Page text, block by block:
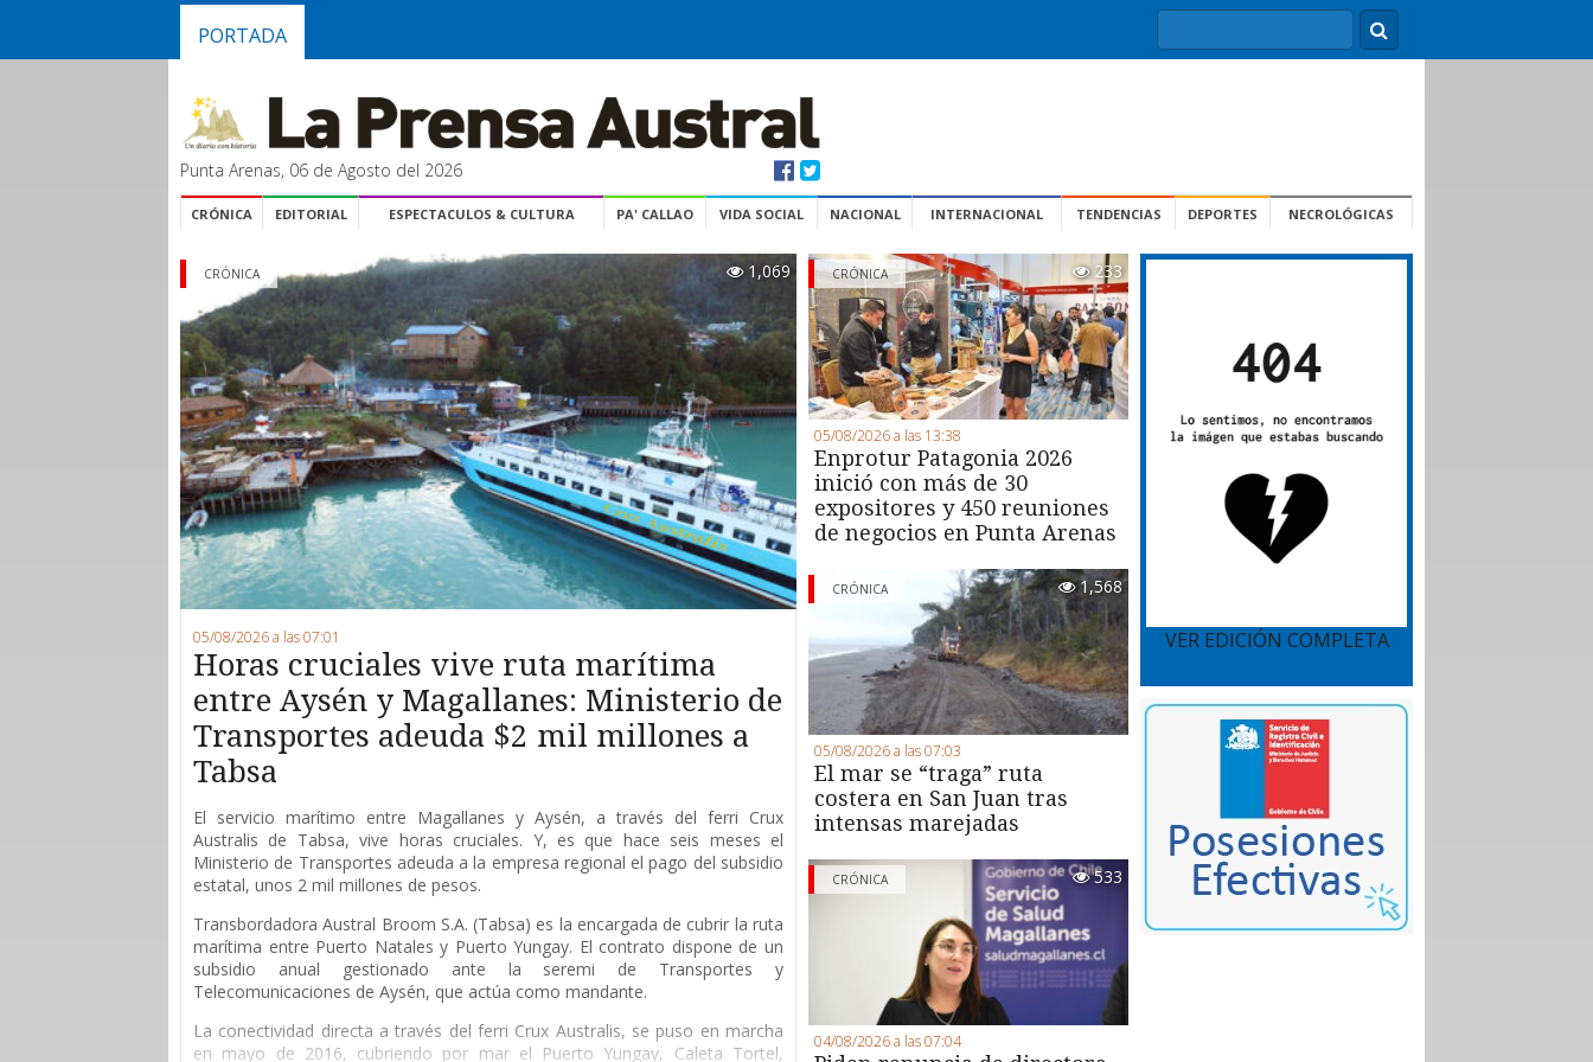
PORTADA
Punta Arenas, 06 de Agosto del 2026
CRÓNICA EDITORIAL ESPECTACULOS & CULTURA PA' CALLAO VIDA SOCIAL NACIONAL INTERNACIONAL TENDENCIAS DEPORTES NECROLÓGICAS
1,069
CRÓNICA
05/08/2026 a las 07:01
Horas cruciales vive ruta marítima
entre Aysén y Magallanes: Ministerio de
Transportes adeuda $2 mil millones a
Tabsa
El servicio marítimo entre Magallanes y Aysén, a través del ferri Crux
Australis de Tabsa, vive horas cruciales. Y, es que hace seis meses el
Ministerio de Transportes adeuda a la empresa regional el pago del subsidio
estatal, unos 2 mil millones de pesos.
Transbordadora Austral Broom S.A. (Tabsa) es la encargada de cubrir la ruta
marítima entre Puerto Natales y Puerto Yungay. El contrato dispone de un
subsidio anual gestionado ante la seremi de Transportes y
Telecomunicaciones de Aysén, que actúa como mandante.
La conectividad directa a través del ferri Crux Australis, se puso en marcha
en mayo de 2016, cubriendo por mar el Puerto Yungay, Caleta Tortel,
CRÓNICA 233
05/08/2026 a las 13:38
Enprotur Patagonia 2026
inició con más de 30
expositores y 450 reuniones
de negocios en Punta Arenas
CRÓNICA 1,568
05/08/2026 a las 07:03
El mar se “traga” ruta
costera en San Juan tras
intensas marejadas
CRÓNICA 533
04/08/2026 a las 07:04
VER EDICIÓN COMPLETA